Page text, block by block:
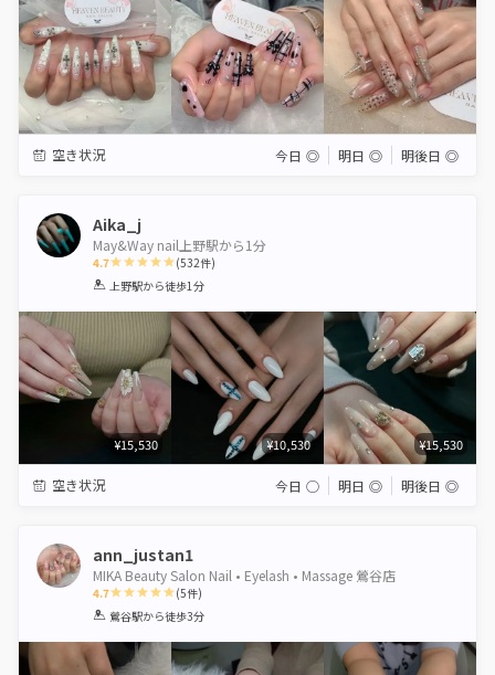
空き状況 今日 ◎ 明日 ◎ 明後日 ◎
Aika_j
May&Way nail上野駅から1分
4.7
1 2 3 4 5
(532件)
上野駅から徒歩1分
¥15,530 ¥10,530 ¥15,530
空き状況 今日 ◯ 明日 ◎ 明後日 ◎
ann_justan1
MIKA Beauty Salon Nail • Eyelash • Massage 鶯谷店
4.7
1 2 3 4 5
(5件)
鶯谷駅から徒歩3分